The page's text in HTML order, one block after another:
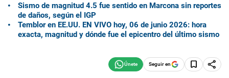
Sismo de magnitud 4.5 fue sentido en Marcona sin reportes
de daños, según el IGP
Temblor en EE.UU. EN VIVO hoy, 06 de junio 2026: hora
exacta, magnitud y dónde fue el epicentro del último sismo
Seguir en